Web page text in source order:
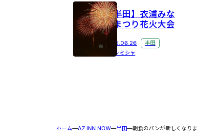
【半田】衣浦みな
とまつり花火大会
2025.06.26
半田
プラミシャ
ホーム AZ INN NOW 半田 朝食のパンが新しくなりました！